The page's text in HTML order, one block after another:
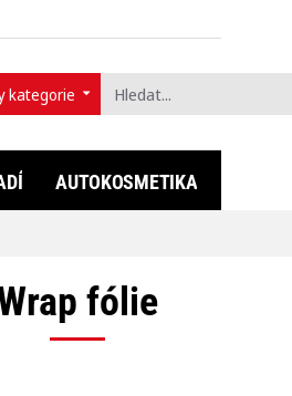
kategorie
AUTOKOSMETIKA
fólie